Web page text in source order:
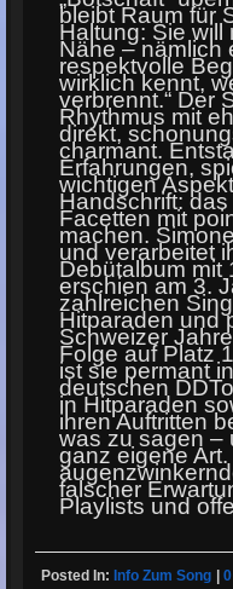
bleibt Raum für
Haltung: Sie will
Nähe – nämlich
respektvolle
wirklich kennt,
verbrennt.“ Der
Rhythmus mit
direkt,
charmant.
Erfahrungen,
wichtigen
Handschrift:
Facetten mit
machen.
und verarbeitet
Debütalbum mit
erschien am 3.
zahlreichen
Hitparaden und
Schweizer
Folge auf Platz
ist sie permant
deutschen
in Hitparaden
ihren Auftritten
was zu sagen –
ganz eigene Art.
falscher
Playlists und
Posted In: Info Zum Song |